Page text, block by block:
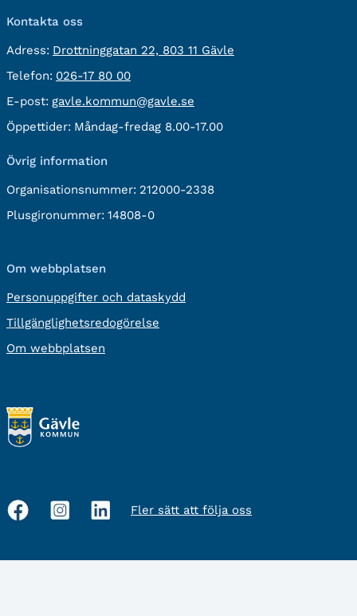
Kontakta oss
Adress: besöksadress:
Drottninggatan 22, 803 11 Gävle
Telefon: Telefon:
026-17 80 00
E-post: E-
post:
gavle.kommun@gavle.se
Öppettider: Måndag-fredag 8.00-17.00
Övrig information
Organisationsnummer: 212000-2338
Plusgironummer: 14808-0
Om webbplatsen
Personuppgifter och dataskydd
Tillgänglighetsredogörelse
Om webbplatsen
Sociala
Fler sätt att följa oss